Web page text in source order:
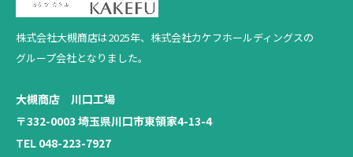
株式会社大槻商店は2025年、 株式会社カケフホールディングスの
グループ会社となりました。
大槻商店 川口工場
〒332-0003 埼玉県川口市東領家4-13-4
TEL 048-223-7927